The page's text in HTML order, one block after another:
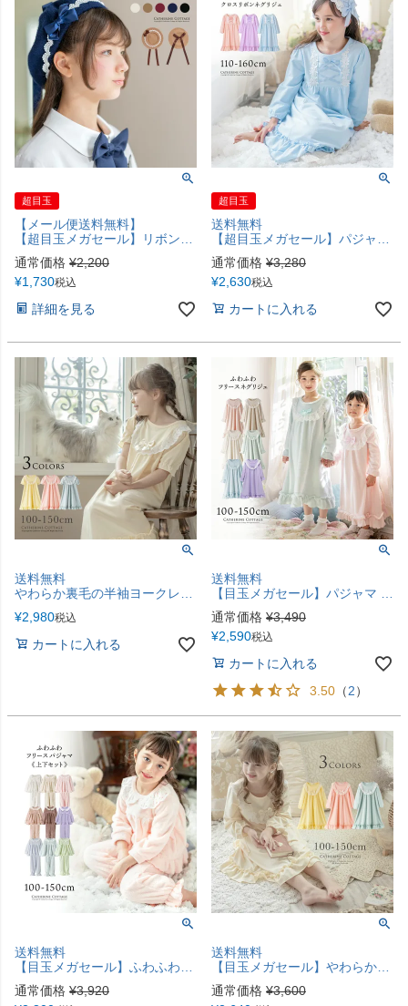
超目玉
【メール便送料無料】
【超目玉メガセール】リボンとレースのベレー帽 キャサリンコテージ YUP12 ≪メール便優先商品≫
通常価格 ¥2,200
¥1,730税込
詳細を見る
超目玉
送料無料
【超目玉メガセール】パジャマ 長袖フラワーレース＆クロスリボンネグリジェ キッズパジャマ ジュニア レディース 大人子供兼用 母娘コーデ キャサリンコテージ TAK
通常価格 ¥3,280
¥2,630税込
カートに入れる
送料無料
やわらか裏毛の半袖ヨークレースネグリジェ キッズ 女の子 ルームウェア カジュアル パジャマ TAK
¥2,980税込
カートに入れる
送料無料
【目玉メガセール】パジャマ ロマンチックパジャマ ふわふわフリースネグリジェ 女の子 キッズ ルームウェア 長袖 カジュアル パジャマ キッズ キャサリンコテージ TAK
通常価格 ¥3,490
¥2,590税込
カートに入れる
3.50 （2）
送料無料
【目玉メガセール】ふわふわフリース女の子 長袖 パジャマTAK
通常価格 ¥3,920
送料無料
【目玉メガセール】やわらか裏毛のヨークレースネグリジェ 長袖 パジャマ キッズ 女の子 ルームウェア カジュアル TAK
通常価格 ¥3,600